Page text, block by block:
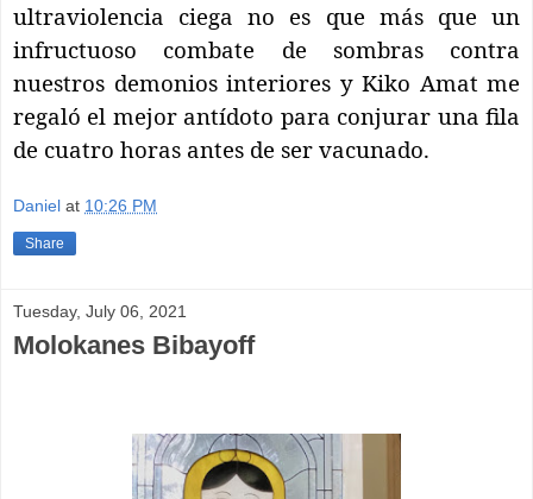
ultraviolencia ciega no es que más que un
infructuoso combate de sombras contra
nuestros demonios interiores y Kiko Amat me
regaló el mejor antídoto para conjurar una fila
de cuatro horas antes de ser vacunado.
Daniel at 10:26 PM
Share
Tuesday, July 06, 2021
Molokanes Bibayoff